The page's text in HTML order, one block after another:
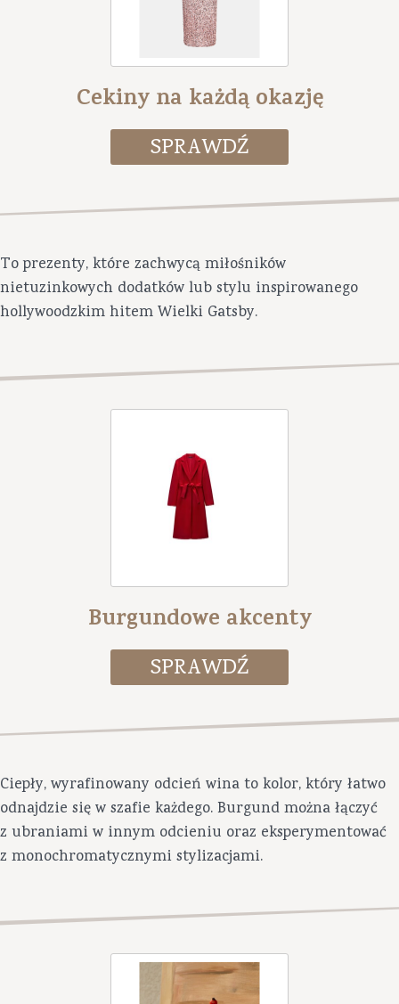
Cekiny na każdą okazję
To prezenty, które zachwycą miłośników
nietuzinkowych dodatków lub stylu inspirowanego
hollywoodzkim hitem Wielki Gatsby.
Burgundowe akcenty
Ciepły, wyrafinowany odcień wina to kolor, który łatwo
odnajdzie się w szafie każdego. Burgund można łączyć
z ubraniami w innym odcieniu oraz eksperymentować
z monochromatycznymi stylizacjami.